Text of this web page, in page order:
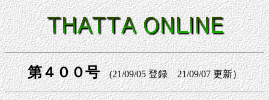
第４００号(21/09/05 登録 21/09/07 更新）